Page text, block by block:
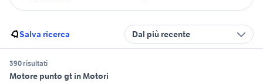
Salva ricerca Dal più recente
390 risultati
Motore punto gt in Motori